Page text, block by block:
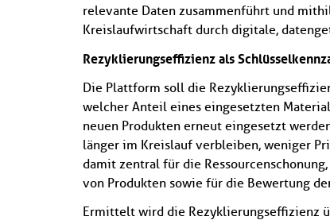
relevante Daten zusammenführt und
Kreislaufwirtschaft durch digitale,
Rezyklierungseffizienz als
Die Plattform soll die
welcher Anteil eines eingesetzten
neuen Produkten erneut eingesetzt
länger im Kreislauf verbleiben, weniger
damit zentral für die
von Produkten sowie für die Bewertung
Ermittelt wird die Rezyklierungseffizienz